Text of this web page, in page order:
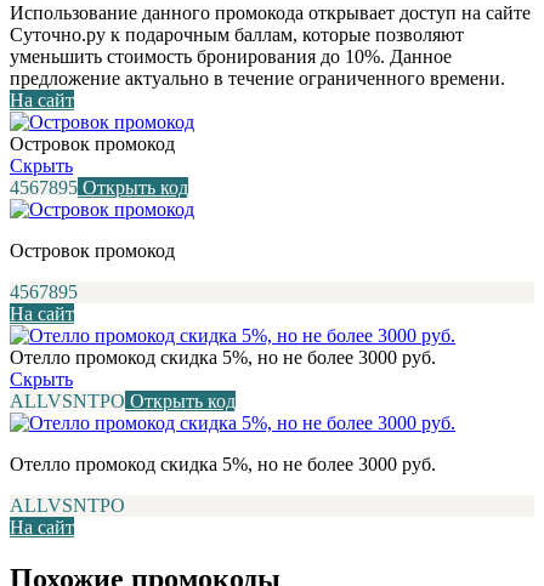
Использование данного промокода открывает доступ на сайте
Суточно.ру к подарочным баллам, которые позволяют
уменьшить стоимость бронирования до 10%. Данное
предложение актуально в течение ограниченного времени.
На сайт
Островок промокод
Скрыть
4567895 Открыть код
Островок промокод
4567895
На сайт
Отелло промокод скидка 5%, но не более 3000 руб.
Скрыть
ALLVSNTPO Открыть код
Отелло промокод скидка 5%, но не более 3000 руб.
ALLVSNTPO
На сайт
Похожие промокоды